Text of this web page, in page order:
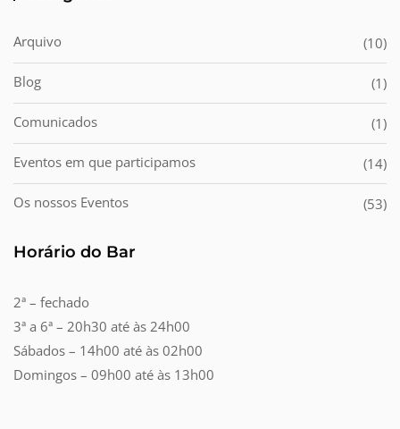
Arquivo (10)
Blog (1)
Comunicados (1)
Eventos em que participamos (14)
Os nossos Eventos (53)
Horário do Bar
2ª – fechado
3ª a 6ª – 20h30 até às 24h00
Sábados – 14h00 até às 02h00
Domingos – 09h00 até às 13h00